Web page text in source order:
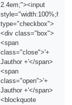
2.4em;"><input
type="checkbox">
<div class="box">
<span
class="close">'+
Jauthor +'</span>
<span
class="open">'+
Jauthor +'</span>
<blockquote